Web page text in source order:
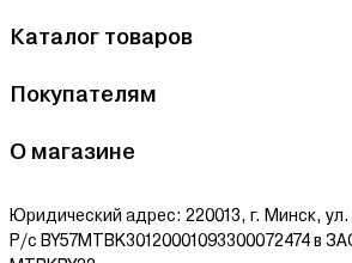
Каталог товаров
Покупателям
О магазине
Юридический адрес: 220013, г. Минск,
Р/с BY57MTBK30120001093300072474 в